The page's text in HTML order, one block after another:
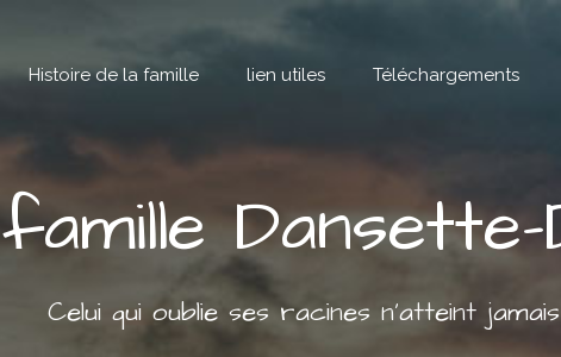
Histoire de la famille lien utiles Téléchargements
famille
Celui qui oublie ses racines n’atteint